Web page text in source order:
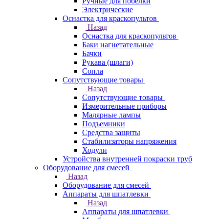
Электрические
Оснастка для краскопультов
Назад
Оснастка для краскопультов
Баки нагнетательные
Бачки
Рукава (шлаги)
Сопла
Сопутствующие товары
Назад
Сопутствующие товары
Измерительные приборы
Малярные лампы
Подъемники
Средства защиты
Стабилизаторы напряжения
Ходули
Устройства внутренней покраски труб
Оборудование для смесей
Назад
Оборудование для смесей
Аппараты для шпатлевки
Назад
Аппараты для шпатлевки